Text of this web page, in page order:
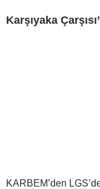
Karşıyaka
KARBEM’den